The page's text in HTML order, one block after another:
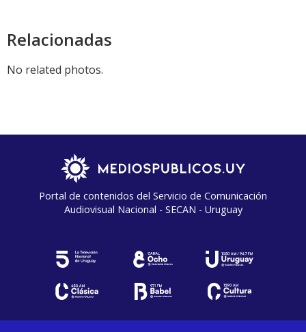
Relacionadas
No related photos.
Portal de contenidos del Servicio de Comunicación
Audiovisual Nacional - SECAN - Uruguay